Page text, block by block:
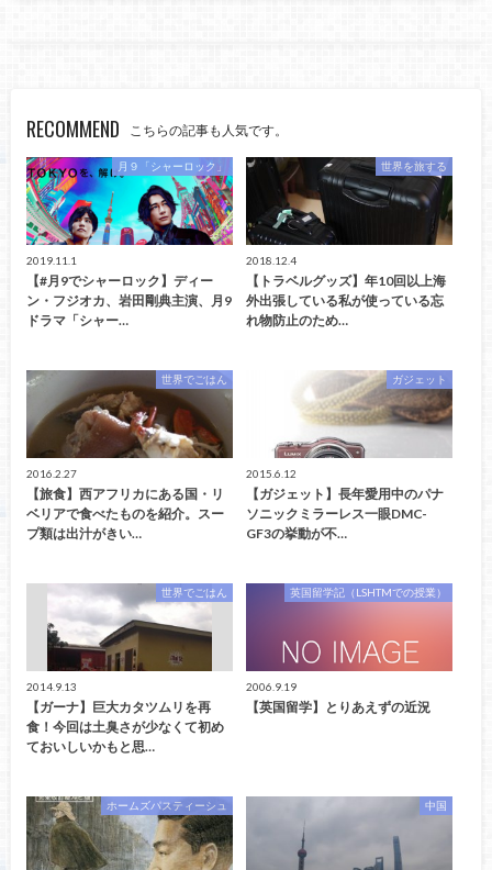
RECOMMEND こちらの記事も人気です。
月９「シャーロック」
2019.11.1
【#月9でシャーロック】ディー
ン・フジオカ、岩田剛典主演、月9
ドラマ「シャー…
世界を旅する
2018.12.4
【トラベルグッズ】年10回以上海
外出張している私が使っている忘
れ物防止のため…
世界でごはん
2016.2.27
【旅食】西アフリカにある国・リ
ベリアで食べたものを紹介。スー
プ類は出汁がきい…
ガジェット
2015.6.12
【ガジェット】長年愛用中のパナ
ソニックミラーレス一眼DMC-
GF3の挙動が不…
世界でごはん
2014.9.13
【ガーナ】巨大カタツムリを再
食！今回は土臭さが少なくて初め
ておいしいかもと思…
英国留学記（LSHTMでの授業）
2006.9.19
【英国留学】とりあえずの近況
ホームズパスティーシュ 中国